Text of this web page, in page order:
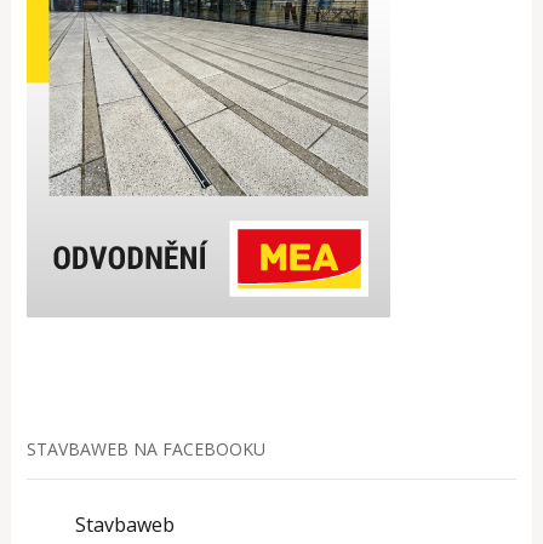
STAVBAWEB NA FACEBOOKU
Stavbaweb